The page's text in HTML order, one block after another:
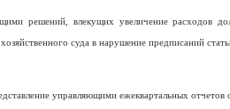
решений, влекущих увеличение расходов
суда в нарушение предписаний
управляющими ежеквартальных